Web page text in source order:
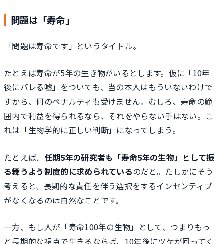
問題は「寿命」
「問題は寿命です」というタイトル。
たとえば寿命が5年の生き物がいるとします。仮に「10年
後にバレる嘘」をついても、当の本人はもういないわけで
すから、何のペナルティも受けません。むしろ、寿命の範
囲内で利益を得られるなら、それをやらない手はない。こ
れは「生物学的に正しい判断」になってしまう。
たとえば、 任期5年の研究者も「寿命5年の生物」として振
る舞うよう制度的に求められているのだと。たしかにそう
考えると、長期的な責任を伴う選択をするインセンティブ
がなくなるのは自然なことです。
一方、もし人が「寿命100年の生物」として、つまりもっ
と長期的な視点で生きるならば、10年後にツケが回ってく